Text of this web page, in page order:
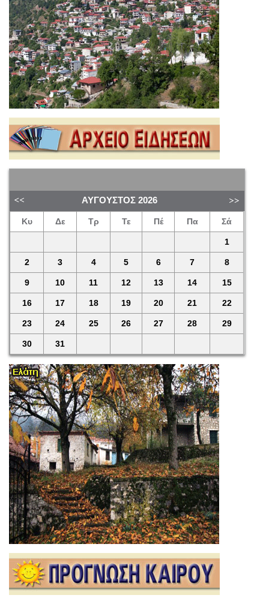
ΑΎΓΟΥΣΤΟΣ 2026
Κυ Δε Τρ Τε Πέ Πα Σά
1
2 3 4 5 6 7 8
9 10 11 12 13 14 15
16 17 18 19 20 21 22
23 24 25 26 27 28 29
30 31